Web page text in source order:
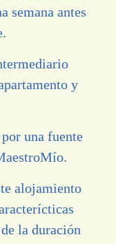
semana antes
y
una fuente
alojamiento
la duración